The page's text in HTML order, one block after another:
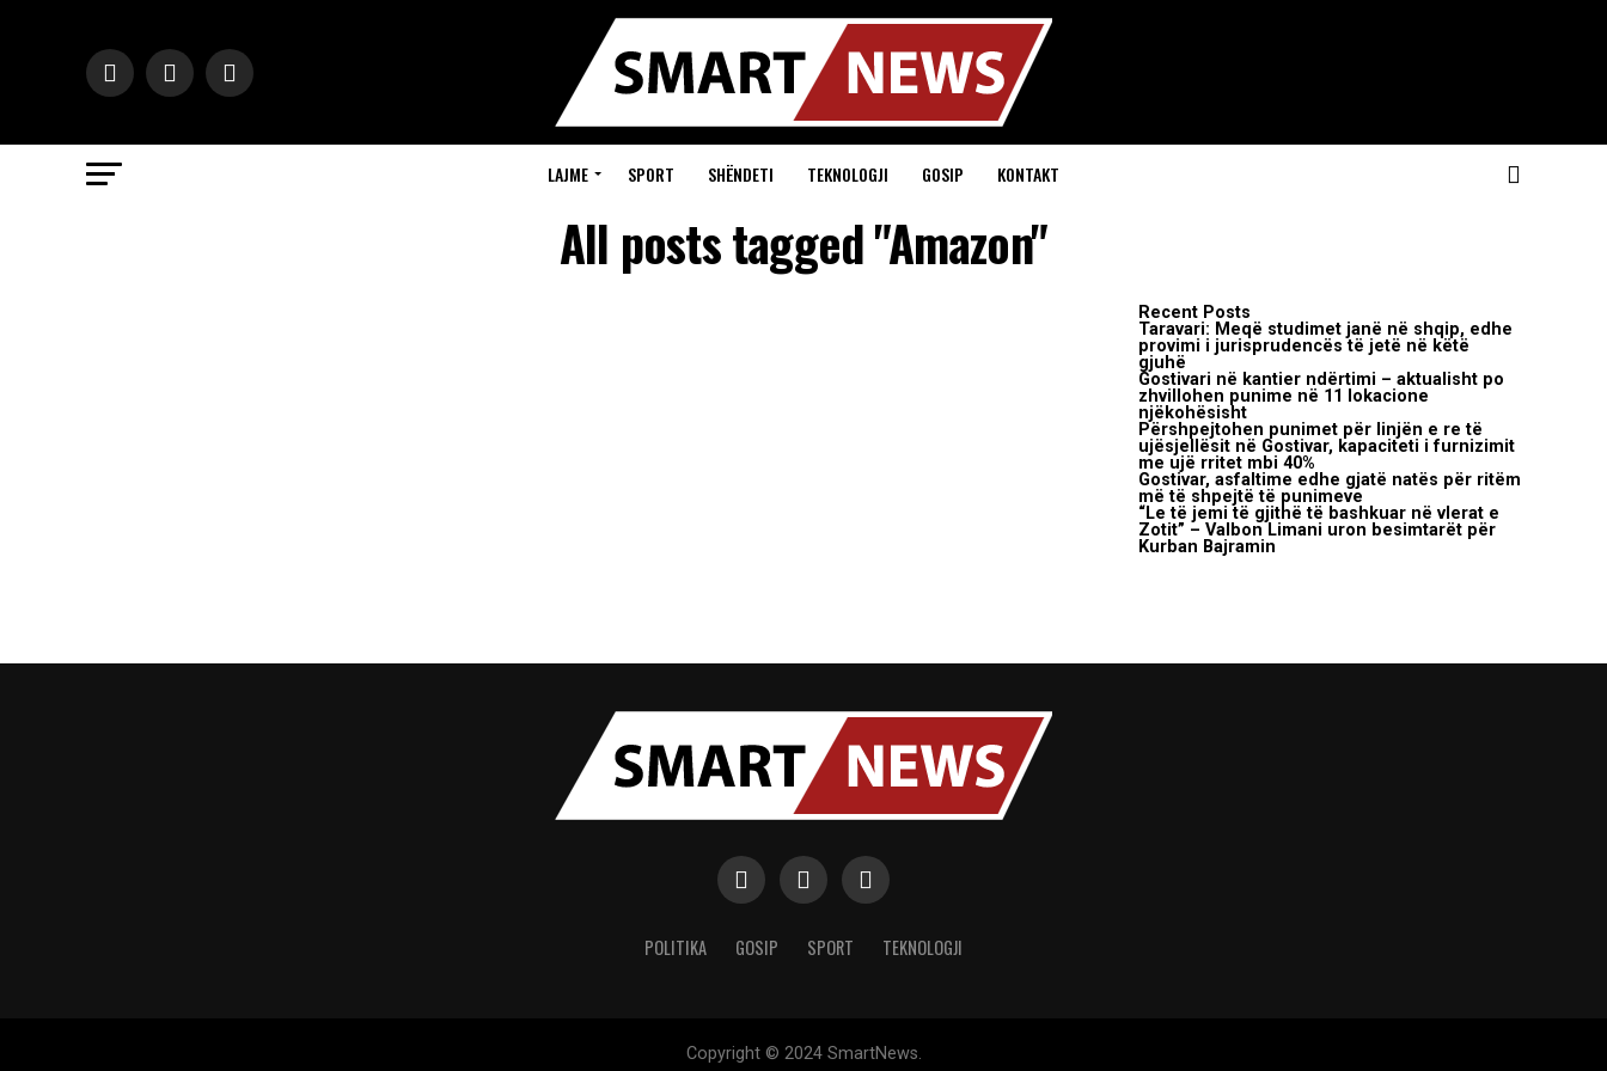
LAJME SPORT SHËNDETI TEKNOLOGJI GOSIP KONTAKT
All posts tagged "Amazon"
Recent Posts
Taravari: Meqë studimet janë në shqip, edhe
provimi i jurisprudencës të jetë në këtë
gjuhë
Gostivari në kantier ndërtimi – aktualisht po
zhvillohen punime në 11 lokacione
njëkohësisht
Përshpejtohen punimet për linjën e re të
ujësjellësit në Gostivar, kapaciteti i furnizimit
me ujë rritet mbi 40%
Gostivar, asfaltime edhe gjatë natës për ritëm
më të shpejtë të punimeve
“Le të jemi të gjithë të bashkuar në vlerat e
Zotit” – Valbon Limani uron besimtarët për
Kurban Bajramin
POLITIKA GOSIP SPORT TEKNOLOGJI
Copyright © 2024 SmartNews.